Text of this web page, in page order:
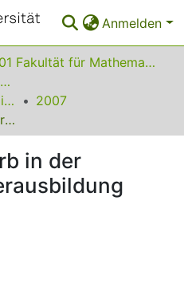
Anmelden
01 Fakultät für Mathematik
Institut für Entwicklung und Erforschung des Mathematikunterrichts
Beiträge zum Mathematikunterricht
2007
Kompetenzerwerb in der Mathematiklehrerausbildung
in der